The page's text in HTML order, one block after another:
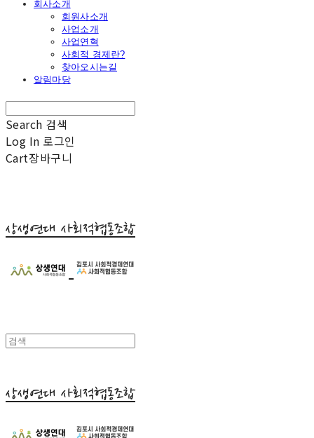
회사소개
회원사소개
사업소개
사업연혁
사회적 경제란?
찾아오시는길
알림마당
Search 검색
Log In 로그인
Cart장바구니
상생연대 사회적협동조합
상생연대 사회적협동조합